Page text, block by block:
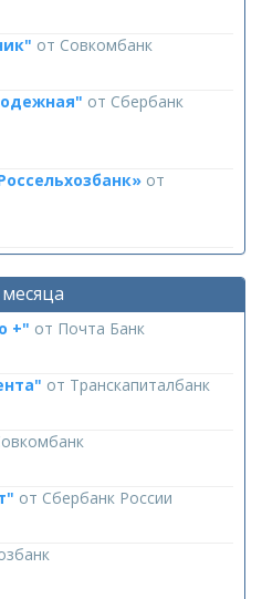
от Совкомбанк
от Сбербанк
от
месяца
+" от Почта Банк
от Транскапиталбанк
от Сбербанк России